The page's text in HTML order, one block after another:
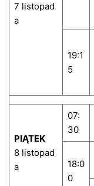
7 listopad
a
19:1
5
PIĄTEK
8 listopad
a
07:
30
18:0
0